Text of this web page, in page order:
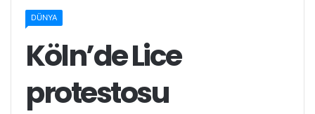
DÜNYA
Köln’de Lice
protestosu